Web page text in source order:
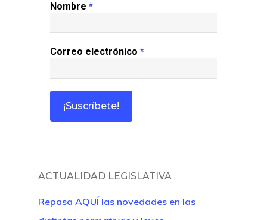
Nombre *
Correo electrónico *
ACTUALIDAD LEGISLATIVA
Repasa AQUÍ las novedades en las